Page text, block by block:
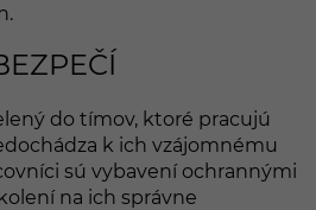
do tímov, ktoré pracujú
k ich vzájomnému
sú vybavení ochrannými
na ich správne